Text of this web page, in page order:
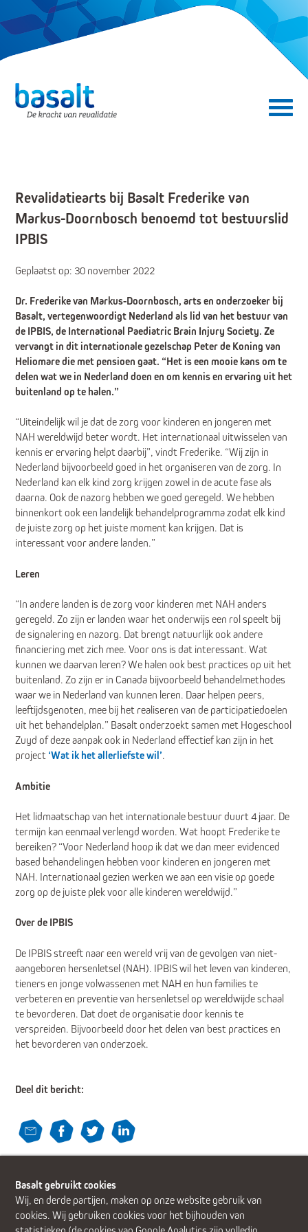
Direct naar de contentDirect naar de navigatie
Revalidatiearts bij Basalt Frederike van
Markus-Doornbosch benoemd tot bestuurslid
IPBIS
Geplaatst op: 30 november 2022
Dr. Frederike van Markus-Doornbosch, arts en onderzoeker bij
Basalt, vertegenwoordigt Nederland als lid van het bestuur van
de IPBIS, de International Paediatric Brain Injury Society. Ze
vervangt in dit internationale gezelschap Peter de Koning van
Heliomare die met pensioen gaat. “Het is een mooie kans om te
delen wat we in Nederland doen en om kennis en ervaring uit het
buitenland op te halen.”
“Uiteindelijk wil je dat de zorg voor kinderen en jongeren met
NAH wereldwijd beter wordt. Het internationaal uitwisselen van
kennis er ervaring helpt daarbij”, vindt Frederike. “Wij zijn in
Nederland bijvoorbeeld goed in het organiseren van de zorg. In
Nederland kan elk kind zorg krijgen zowel in de acute fase als
daarna. Ook de nazorg hebben we goed geregeld. We hebben
binnenkort ook een landelijk behandelprogramma zodat elk kind
de juiste zorg op het juiste moment kan krijgen. Dat is
interessant voor andere landen.”
Leren
“In andere landen is de zorg voor kinderen met NAH anders
geregeld. Zo zijn er landen waar het onderwijs een rol speelt bij
de signalering en nazorg. Dat brengt natuurlijk ook andere
financiering met zich mee. Voor ons is dat interessant. Wat
kunnen we daarvan leren? We halen ook best practices op uit het
buitenland. Zo zijn er in Canada bijvoorbeeld behandelmethodes
waar we in Nederland van kunnen leren. Daar helpen peers,
leeftijdsgenoten, mee bij het realiseren van de participatiedoelen
uit het behandelplan.” Basalt onderzoekt samen met Hogeschool
Zuyd of deze aanpak ook in Nederland effectief kan zijn in het
project ‘Wat ik het allerliefste wil’.
Ambitie
Het lidmaatschap van het internationale bestuur duurt 4 jaar. De
termijn kan eenmaal verlengd worden. Wat hoopt Frederike te
bereiken? “Voor Nederland hoop ik dat we dan meer evidenced
based behandelingen hebben voor kinderen en jongeren met
NAH. Internationaal gezien werken we aan een visie op goede
zorg op de juiste plek voor alle kinderen wereldwijd.”
Over de IPBIS
De IPBIS streeft naar een wereld vrij van de gevolgen van niet-
aangeboren hersenletsel (NAH). IPBIS wil het leven van kinderen,
tieners en jonge volwassenen met NAH en hun families te
verbeteren en preventie van hersenletsel op wereldwijde schaal
te bevorderen. Dat doet de organisatie door kennis te
verspreiden. Bijvoorbeeld door het delen van best practices en
het bevorderen van onderzoek.
Deel dit bericht:
Basalt gebruikt cookies
Wij, en derde partijen, maken op onze website gebruik van
cookies. Wij gebruiken cookies voor het bijhouden van